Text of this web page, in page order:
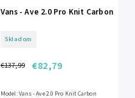
Vans - Ave 2.0 Pro Knit Carbon
Skladom
€137,99 €82,79
Model: Vans - Ave 2.0 Pro Knit Carbon